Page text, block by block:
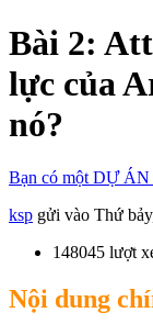
Bài 2:
lực của
nó?
Bạn có một DỰ ÁN
ksp gửi vào Thứ
148045 lượt
Nội dung